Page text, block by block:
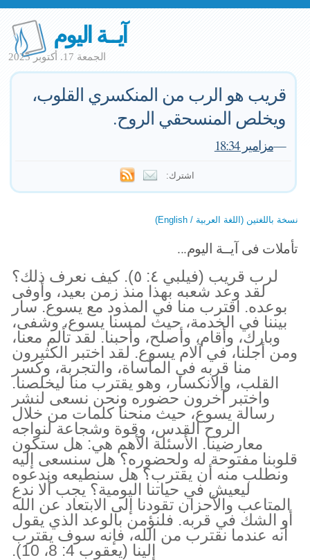
آيــة اليوم
الجمعة 17. أكتوبر 2025
قريب هو الرب من المنكسري القلوب،
ويخلص المنسحقي الروح.
—مزامير 18:34
اشترك:
نسخة باللغتين (اللغة العربية / English)
تأملات فى آيــة اليوم...
لرب قريب (فيلبي ٤: ٥). كيف نعرف ذلك؟
لقد وعد شعبه بهذا منذ زمن بعيد، وأوفى
بوعده. اقترب منا في المذود مع يسوع. سار
بيننا في الخدمة، حيث لمسنا يسوع، وشفى،
وبارك، وأقام، وأصلح، وأحبنا. لقد تألم معنا،
ومن أجلنا، في آلام يسوع. لقد اختبر الكثيرون
منا قربه في المأساة، والتجربة، وكسر
القلب، والانكسار، وهو يقترب منا ليخلصنا.
واختبر آخرون حضوره ونحن نسعى لنشر
رسالة يسوع، حيث منحنا كلمات من خلال
الروح القدس، وقوة وشجاعة لنواجه
معارضينا. الأسئلة الأهم هي: هل ستكون
قلوبنا مفتوحة له ولحضوره؟ هل سنسعى إليه
ونطلب منه أن يقترب؟ هل سنطيعه وندعوه
ليعيش في حياتنا اليومية؟ يجب ألا ندع
المتاعب والأحزان تقودنا إلى الابتعاد عن الله
أو الشك في قربه. فلنؤمن بالوعد الذي يقول
أنه عندما نقترب من الله، فإنه سوف يقترب
إلينا (يعقوب 4: 8، 10).